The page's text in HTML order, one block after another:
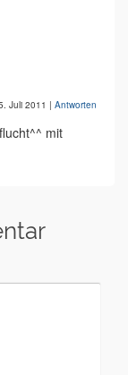
Juli 2011 | Antworten
mit